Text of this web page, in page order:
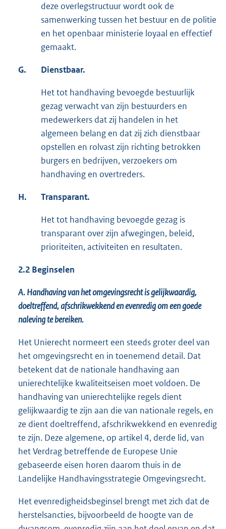
deze overlegstructuur wordt ook de
samenwerking tussen het bestuur en de politie
en het openbaar ministerie loyaal en effectief
gemaakt.
G. Dienstbaar.
Het tot handhaving bevoegde bestuurlijk
gezag verwacht van zijn bestuurders en
medewerkers dat zij handelen in het
algemeen belang en dat zij zich dienstbaar
opstellen en rolvast zijn richting betrokken
burgers en bedrijven, verzoekers om
handhaving en overtreders.
H. Transparant.
Het tot handhaving bevoegde gezag is
transparant over zijn afwegingen, beleid,
prioriteiten, activiteiten en resultaten.
2.2 Beginselen
A. Handhaving van het omgevingsrecht is gelijkwaardig,
doeltreffend, afschrikwekkend en evenredig om een goede
naleving te bereiken.
Het Unierecht normeert een steeds groter deel van
het omgevingsrecht en in toenemend detail. Dat
betekent dat de nationale handhaving aan
unierechtelijke kwaliteitseisen moet voldoen. De
handhaving van unierechtelijke regels dient
gelijkwaardig te zijn aan die van nationale regels, en
ze dient doeltreffend, afschrikwekkend en evenredig
te zijn. Deze algemene, op artikel 4, derde lid, van
het Verdrag betreffende de Europese Unie
gebaseerde eisen horen daarom thuis in de
Landelijke Handhavingsstrategie Omgevingsrecht.
Het evenredigheidsbeginsel brengt met zich dat de
herstelsancties, bijvoorbeeld de hoogte van de